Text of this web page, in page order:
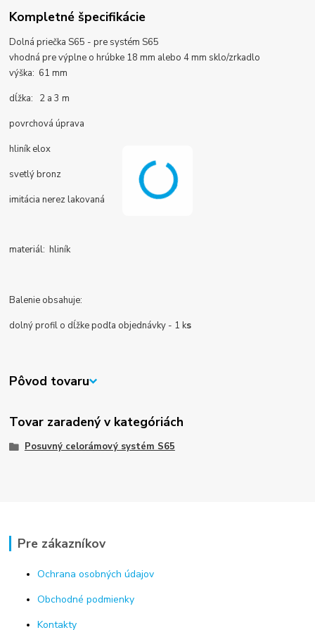
Kompletné špecifikácie
Dolná priečka S65 -pre systém S65
vhodná prevýplne o hrúbke 18 mm alebo 4 mm sklo/zrkadlo
výška: 61 mm
dĺžka: 2 a 3 m
povrchová úprava
hliník elox
svetlý bronz
imitácia nerez lakovaná
materiál: hliník
Balenie obsahuje:
dolný profil o dĺžke podľa objednávky - 1 ks
Pôvod tovaru
Tovar zaradený v kategóriách
Posuvný celorámový systém S65
Pre zákazníkov
Ochrana osobných údajov
Obchodné podmienky
Kontakty